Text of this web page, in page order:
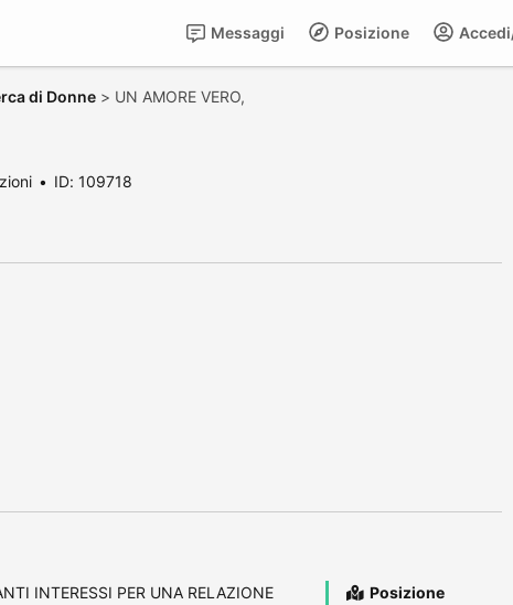
Posizione
Messaggi
di Donne > UN AMORE VERO,
ID: 109718
INTERESSI PER UNA RELAZIONE
Posizione